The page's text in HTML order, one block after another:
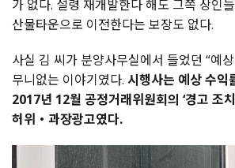
가 없다. 설령 재개발한다 해도 그쪽 상인
산물타운으로 이전한다는 보장도 없다.
사실 김 씨가 분양사무실에서 들었던 “예
무니없는 이야기였다. 시행사는 예상 수익
2017년 12월 공정거래위원회의 ‘경고 조
허위・과장광고였다.